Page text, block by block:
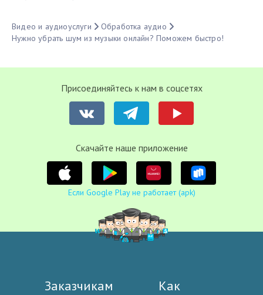
Видео и аудиоуслуги
Обработка аудио
Нужно убрать шум из музыки онлайн? Поможем быстро!
Присоединяйтесь к нам в соцсетях
Cкачайте наше приложение
Если Google Play не работает (apk)
Заказчикам
Как